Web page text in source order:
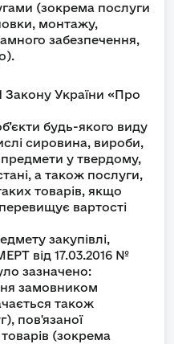
(зокрема послуги
монтажу,
забезпечення,
Закону України «Про
будь-якого виду
сировина, вироби,
предмети у твердому,
а також послуги,
товарів, якщо
вартості
закупівлі,
від 17.03.2016 №
зазначено:
замовником
також
пов'язаної
(зокрема